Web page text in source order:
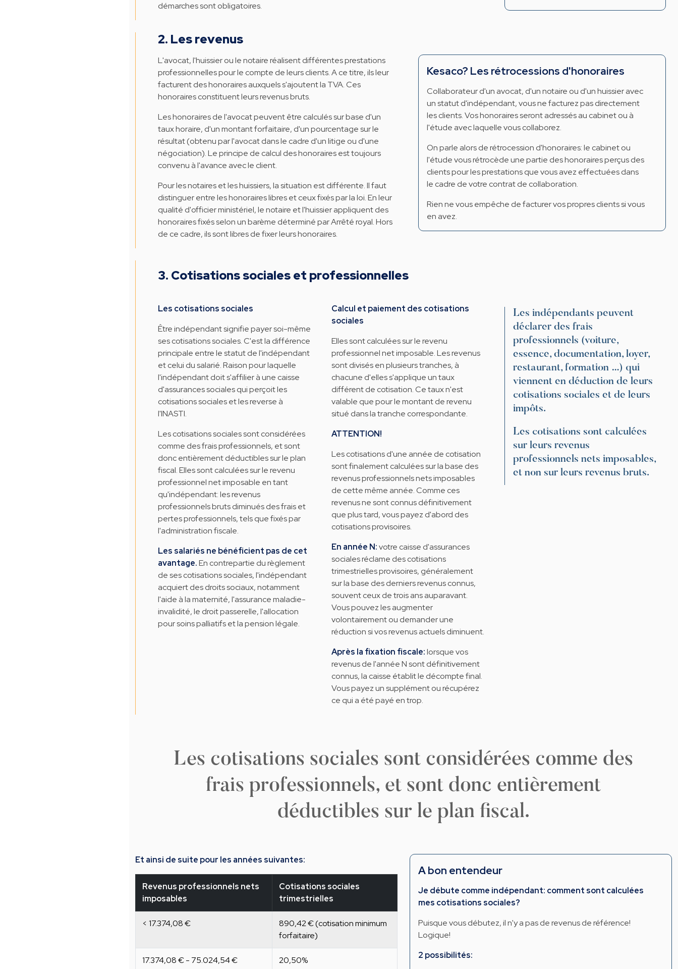
démarches sont obligatoires.
2. Les revenus
L'avocat, l'huissier ou le notaire réalisent différentes prestations
professionnelles pour le compte de leurs clients. A ce titre, ils leur
facturent des honoraires auxquels s'ajoutent la TVA. Ces
honoraires constituent leurs revenus bruts.
Les honoraires de l'avocat peuvent être calculés sur base d'un
taux horaire, d'un montant forfaitaire, d'un pourcentage sur le
résultat (obtenu par l'avocat dans le cadre d'un litige ou d'une
négociation). Le principe de calcul des honoraires est toujours
convenu à l'avance avec le client.
Pour les notaires et les huissiers, la situation est différente. Il faut
distinguer entre les honoraires libres et ceux fixés par la loi. En leur
qualité d'officier ministériel, le notaire et l'huissier appliquent des
honoraires fixés selon un barème déterminé par Arrêté royal. Hors
de ce cadre, ils sont libres de fixer leurs honoraires.
Kesaco? Les rétrocessions d'honoraires
Collaborateur d'un avocat, d'un notaire ou d'un huissier avec
un statut d'indépendant, vous ne facturez pas directement
les clients. Vos honoraires seront adressés au cabinet ou à
l'étude avec laquelle vous collaborez.
On parle alors de rétrocession d'honoraires: le cabinet ou
l'étude vous rétrocède une partie des honoraires perçus des
clients pour les prestations que vous avez effectuées dans
le cadre de votre contrat de collaboration.
Rien ne vous empêche de facturer vos propres clients si vous
en avez.
3. Cotisations sociales et professionnelles
Les cotisations sociales
Être indépendant signifie payer soi-même
ses cotisations sociales. C'est la différence
principale entre le statut de l'indépendant
et celui du salarié. Raison pour laquelle
l'indépendant doit s'affilier à une caisse
d'assurances sociales qui perçoit les
cotisations sociales et les reverse à
l'INASTI.
Les cotisations sociales sont considérées
comme des frais professionnels, et sont
donc entièrement déductibles sur le plan
fiscal. Elles sont calculées sur le revenu
professionnel net imposable en tant
qu'indépendant: les revenus
professionnels bruts diminués des frais et
pertes professionnels, tels que fixés par
l'administration fiscale.
Les salariés ne bénéficient pas de cet
avantage.En contrepartie du règlement
de ses cotisations sociales, l'indépendant
acquiert des droits sociaux, notamment
l'aide à la maternité, l'assurance maladie-
invalidité, le droit passerelle, l'allocation
pour soins palliatifs et la pension légale.
Calcul et paiement des cotisations
sociales
Elles sont calculées sur le revenu
professionnel net imposable. Les revenus
sont divisés en plusieurs tranches, à
chacune d'elles s'applique un taux
différent de cotisation. Ce taux n'est
valable que pour le montant de revenu
situé dans la tranche correspondante.
ATTENTION!
Les cotisations d'une année de cotisation
sont finalement calculées sur la base des
revenus professionnels nets imposables
de cette même année. Comme ces
revenus ne sont connus définitivement
que plus tard, vous payez d'abord des
cotisations provisoires.
En année N:votre caisse d'assurances
sociales réclame des cotisations
trimestrielles provisoires, généralement
sur la base des derniers revenus connus,
souvent ceux de trois ans auparavant.
Vous pouvez les augmenter
volontairement ou demander une
réduction si vos revenus actuels diminuent.
Après la fixation fiscale:lorsque vos
revenus de l'année N sont définitivement
connus, la caisse établit le décompte final.
Vous payez un supplément ou récupérez
ce qui a été payé en trop.
Les indépendants peuvent
déclarer des frais
professionnels (voiture,
essence, documentation, loyer,
restaurant, formation …) qui
viennent en déduction de leurs
cotisations sociales et de leurs
impôts.
Les cotisations sont calculées
sur leurs revenus
professionnels nets imposables,
et non sur leurs revenus bruts.
Les cotisations sociales sont considérées comme des
frais professionnels, et sont donc entièrement
déductibles sur le plan fiscal.
Et ainsi de suite pour les années suivantes:
Revenus professionnels nets
imposables
Cotisations sociales
trimestrielles
< 17.374,08 €
890,42 € (cotisation minimum
forfaitaire)
17.374,08 € - 75.024,54 € 20,50%
A bon entendeur
Je débute comme indépendant: comment sont calculées
mes cotisations sociales?
Puisque vous débutez, il n'y a pas de revenus de référence!
Logique!
2 possibilités: